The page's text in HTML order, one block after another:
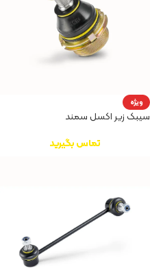
ویژه
سیبک زیر اکسل سمند
تماس بگیرید